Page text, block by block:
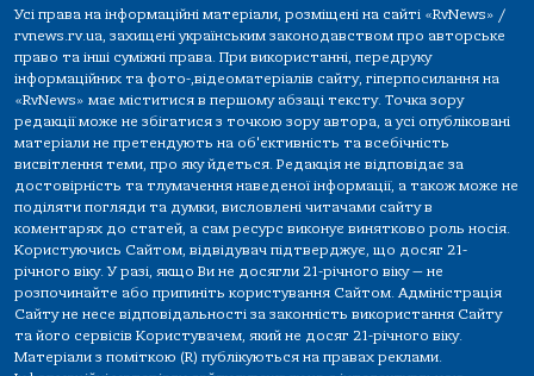
Усі права на інформаційні матеріали, розміщені на сайті «RvNews» /
rvnews.rv.ua, захищені українським законодавством про авторське
право та інші суміжні права. При використанні, передруку
інформаційних та фото-,відеоматеріалів сайту, гіперпосилання на
«RvNews» має міститися в першому абзаці тексту. Точка зору
редакції може не збігатися з точкою зору автора, а усі опубліковані
матеріали не претендують на об'єктивність та всебічність
висвітлення теми, про яку йдеться. Редакція не відповідає за
достовірність та тлумачення наведеної інформації, а також може не
поділяти погляди та думки, висловлені читачами сайту в
коментарях до статей, а сам ресурс виконує винятково роль носія.
Користуючись Сайтом, відвідувач підтверджує, що досяг 21-
річного віку. У разі, якщо Ви не досягли 21-річного віку — не
розпочинайте або припиніть користування Сайтом. Адміністрація
Сайту не несе відповідальності за законність використання Сайту
та його сервісів Користувачем, який не досяг 21-річного віку.
Матеріали з поміткою (R) публікуються на правах реклами.